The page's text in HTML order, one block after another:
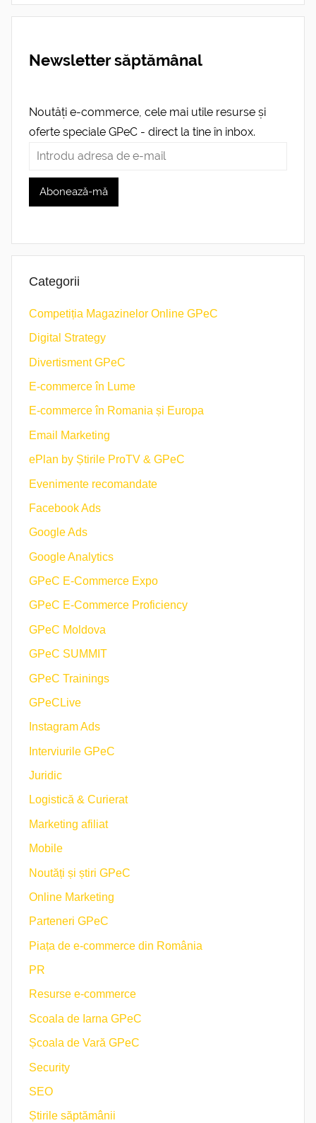
Newsletter săptămânal
Noutăți e-commerce, cele mai utile resurse și
oferte speciale GPeC - direct la tine în inbox.
Categorii
Competiția Magazinelor Online GPeC
Digital Strategy
Divertisment GPeC
E-commerce în Lume
E-commerce în Romania și Europa
Email Marketing
ePlan by Știrile ProTV & GPeC
Evenimente recomandate
Facebook Ads
Google Ads
Google Analytics
GPeC E-Commerce Expo
GPeC E-Commerce Proficiency
GPeC Moldova
GPeC SUMMIT
GPeC Trainings
GPeCLive
Instagram Ads
Interviurile GPeC
Juridic
Logistică & Curierat
Marketing afiliat
Mobile
Noutăți și știri GPeC
Online Marketing
Parteneri GPeC
Piața de e-commerce din România
PR
Resurse e-commerce
Scoala de Iarna GPeC
Școala de Vară GPeC
Security
SEO
Știrile săptămânii